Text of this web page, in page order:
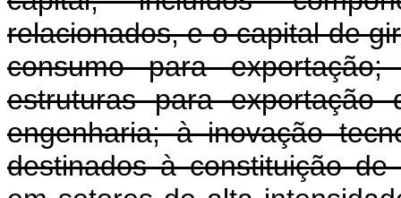
relacionados, e o capital de
consumo para
estruturas para
engenharia; à inovação
destinados à constituição